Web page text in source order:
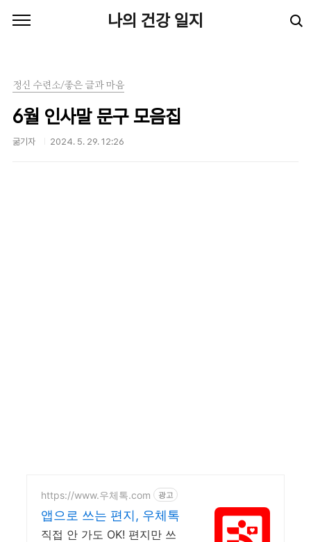
나의 건강 일지
정신 수련소/좋은 글과 마음
6월 인사말 문구 모음집
굶기자 2024. 5. 29. 12:26
https://www.우체톡.com 광고
앱으로 쓰는 편지, 우체톡
직접 안 가도 OK! 편지만 쓰